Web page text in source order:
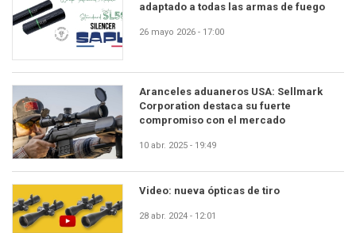
adaptado a todas las armas de fuego
26 mayo 2026 - 17:00
Aranceles aduaneros USA: Sellmark
Corporation destaca su fuerte
compromiso con el mercado
10 abr. 2025 - 19:49
Video: nueva ópticas de tiro
28 abr. 2024 - 12:01